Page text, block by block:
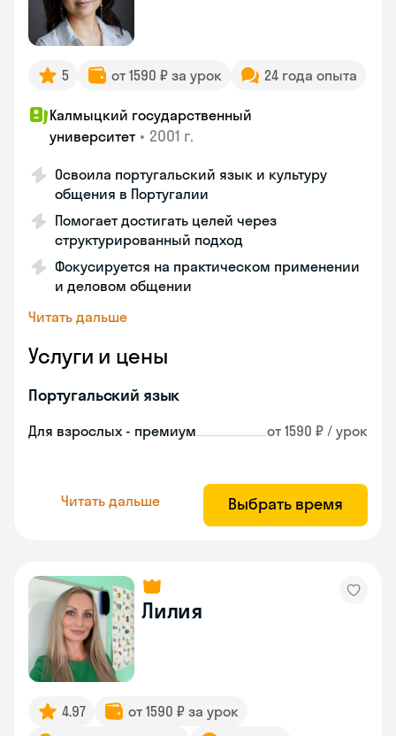
5 от 1590 ₽ за урок 24 года опыта
Калмыцкий государственный
университет • 2001 г.
Освоила португальский язык и культуру
общения в Португалии
Помогает достигать целей через
структурированный подход
Фокусируется на практическом применении
и деловом общении
Читать дальше
Услуги и цены
Португальский язык
Для взрослых - премиум от 1590 ₽ / урок
Читать дальше Выбрать время
Лилия
4.97
от 1590 ₽ за урок